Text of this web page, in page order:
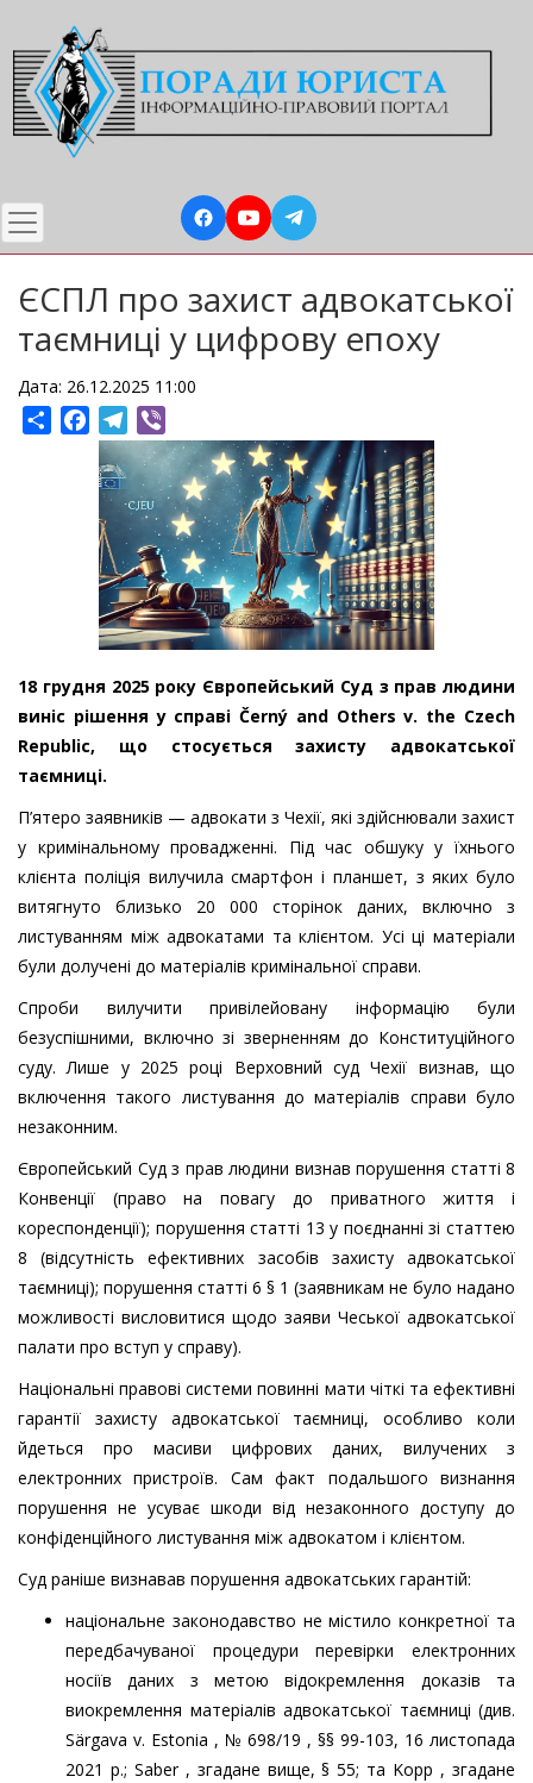
до
основного
вмісту
ЄСПЛ про захист адвокатської
таємниці у цифрову епоху
Дата: 26.12.2025 11:00
ShareFacebookTelegram
18 грудня 2025 року Європейський Суд з прав людини
виніс рішення у справі Černý and Others v. the Czech
Republic, що стосується захисту адвокатської
таємниці.
П’ятеро заявників — адвокати з Чехії, які здійснювали захист
у кримінальному провадженні. Під час обшуку у їхнього
клієнта поліція вилучила смартфон і планшет, з яких було
витягнуто близько 20 000 сторінок даних, включно з
листуванням між адвокатами та клієнтом. Усі ці матеріали
були долучені до матеріалів кримінальної справи.
Спроби вилучити привілейовану інформацію були
безуспішними, включно зі зверненням до Конституційного
суду. Лише у 2025 році Верховний суд Чехії визнав, що
включення такого листування до матеріалів справи було
незаконним.
Європейський Суд з прав людини визнав порушення статті 8
Конвенції (право на повагу до приватного життя і
кореспонденції); порушення статті 13 у поєднанні зі статтею
8 (відсутність ефективних засобів захисту адвокатської
таємниці); порушення статті 6 § 1 (заявникам не було надано
можливості висловитися щодо заяви Чеської адвокатської
палати про вступ у справу).
Національні правові системи повинні мати чіткі та ефективні
гарантії захисту адвокатської таємниці, особливо коли
йдеться про масиви цифрових даних, вилучених з
електронних пристроїв. Сам факт подальшого визнання
порушення не усуває шкоди від незаконного доступу до
конфіденційного листування між адвокатом і клієнтом.
Суд раніше визнавав порушення адвокатських гарантій:
національне законодавство не містило конкретної та
передбачуваної процедури перевірки електронних
носіїв даних з метою відокремлення доказів та
виокремлення матеріалів адвокатської таємниці (див.
Särgava v. Estonia , № 698/19 , §§ 99-103, 16 листопада
2021 р.; Saber , згадане вище, § 55; та Kopp , згадане